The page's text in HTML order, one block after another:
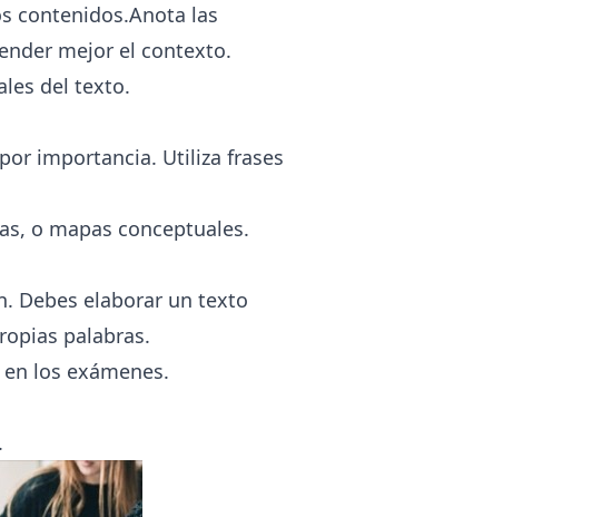
contenidos.Anota las
mejor el contexto.
del texto.
importancia. Utiliza frases
o mapas conceptuales.
Debes elaborar un texto
palabras.
los exámenes.